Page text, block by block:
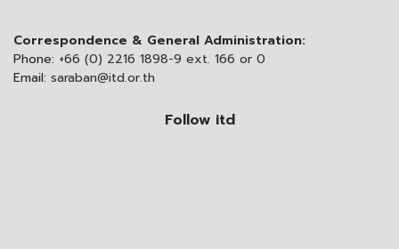
Correspondence & General Administration:
Phone: +66 (0) 2216 1898-9 ext. 166 or 0
Email: saraban@itd.or.th
Follow itd